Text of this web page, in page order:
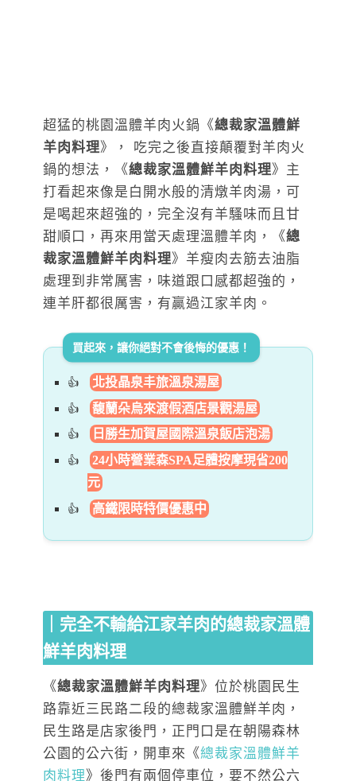
超猛的桃園溫體羊肉火鍋《總裁家溫體鮮
羊肉料理》， 吃完之後直接顛覆對羊肉火
鍋的想法，《總裁家溫體鮮羊肉料理》主
打看起來像是白開水般的清燉羊肉湯，可
是喝起來超強的，完全沒有羊騷味而且甘
甜順口，再來用當天處理溫體羊肉，《總
裁家溫體鮮羊肉料理》羊瘦肉去筋去油脂
處理到非常厲害，味道跟口感都超強的，
連羊肝都很厲害，有贏過江家羊肉。
買起來，讓你絕對不會後悔的優惠！
北投晶泉丰旅溫泉湯屋
馥蘭朵烏來渡假酒店景觀湯屋
日勝生加賀屋國際溫泉飯店泡湯
24小時營業森SPA足體按摩現省200
元
高鐵限時特價優惠中
｜完全不輸給江家羊肉的總裁家溫體
鮮羊肉料理
《總裁家溫體鮮羊肉料理》位於桃園民生
路靠近三民路二段的總裁家溫體鮮羊肉，
民生路是店家後門，正門口是在朝陽森林
公園的公六街，開車來《總裁家溫體鮮羊
肉料理》後門有兩個停車位，要不然公六